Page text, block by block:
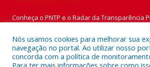
Conheça o PNTP e o Radar da Transparência
Nós usamos cookies para melhorar sua
navegação no portal. Ao utilizar nosso
concorda com a política de
Para ter mais informações sobre como